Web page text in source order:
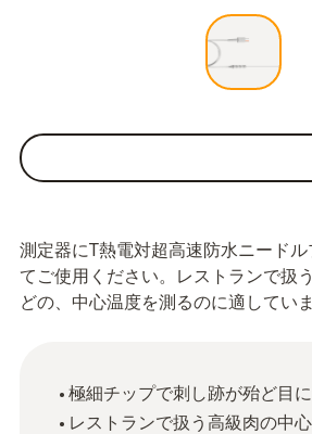
測定器にT熱電対超高速防水ニード
てご使用ください。レストランで扱
どの、中心温度を測るのに適していま
極細チップで刺し跡が殆ど目
レストランで扱う高級肉の中